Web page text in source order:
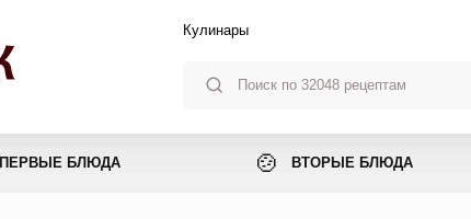
Кулинары
ПЕРВЫЕ БЛЮДА 🍲 ВТОРЫЕ БЛЮДА